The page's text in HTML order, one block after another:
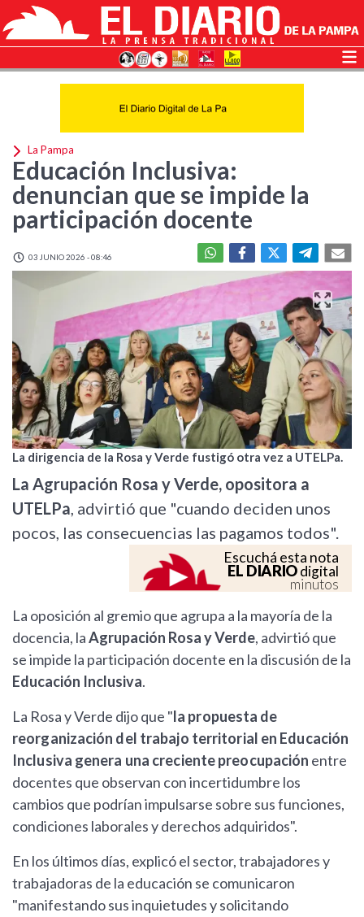
La Pampa
Educación Inclusiva:
denuncian que se impide la
participación docente
03 JUNIO 2026 - 08:46
La dirigencia de la Rosa y Verde fustigó otra vez a UTELPa.
La Agrupación Rosa y Verde, opositora a
UTELPa, advirtió que "cuando deciden unos
pocos, las consecuencias las pagamos todos".
Escuchá esta nota
EL DIARIOdigital
minutos
La oposición al gremio que agrupa a la mayoría de la
docencia, laAgrupación Rosa y Verde, advirtió que
se impide la participación docente en la discusión de la
Educación Inclusiva.
La Rosa y Verde dijo que "la propuesta de
reorganización del trabajo territorial en Educación
Inclusiva genera una creciente preocupación entre
docentes que observan con incertidumbre los
cambios que podrían impulsarse sobre sus funciones,
condiciones laborales y derechos adquiridos".
En los últimos días, explicó el sector, trabajadores y
trabajadoras de la educación se comunicaron
"manifestando sus inquietudes y solicitando